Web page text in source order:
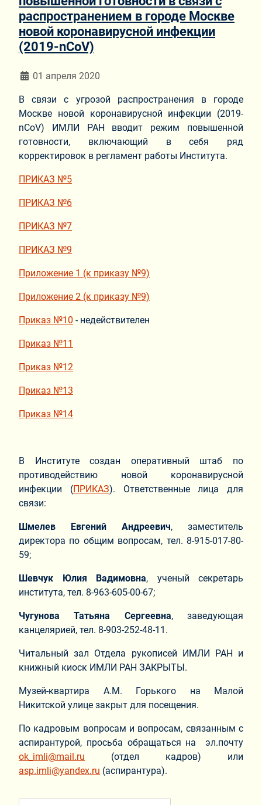
распространением в городе Москве
новой коронавирусной инфекции
(2019-nCoV)
Информация о материале
01 апреля 2020
В связи с угрозой распространения в городе
Москве новой коронавирусной инфекции (2019-
nCoV) ИМЛИ РАН вводит режим повышенной
готовности, включающий в себя ряд
корректировок в регламент работы Института.
ПРИКАЗ №5
ПРИКАЗ №6
ПРИКАЗ №7
ПРИКАЗ №9
Приложение 1 (к приказу №9)
Приложение 2 (к приказу №9)
Приказ №10 - недействителен
Приказ №11
Приказ №12
Приказ №13
Приказ №14
В Институте создан оперативный штаб по
противодействию новой коронавирусной
инфекции (ПРИКАЗ). Ответственные лица для
связи:
Шмелев Евгений Андреевич, заместитель
директора по общим вопросам, тел. 8-915-017-80-
59;
Шевчук Юлия Вадимовна, ученый секретарь
института, тел. 8-963-605-00-67;
Чугунова Татьяна Сергеевна, заведующая
канцелярией, тел. 8-903-252-48-11.
Читальный зал Отдела рукописей ИМЛИ РАН и
книжный киоск ИМЛИ РАН ЗАКРЫТЫ.
Музей-квартира А.М. Горького на Малой
Никитской улице закрыт для посещения.
По кадровым вопросам и вопросам, связанным с
аспирантурой, просьба обращаться на эл.почту
ok_imli@mail.ru (отдел кадров) или
asp.imli@yandex.ru (аспирантура).